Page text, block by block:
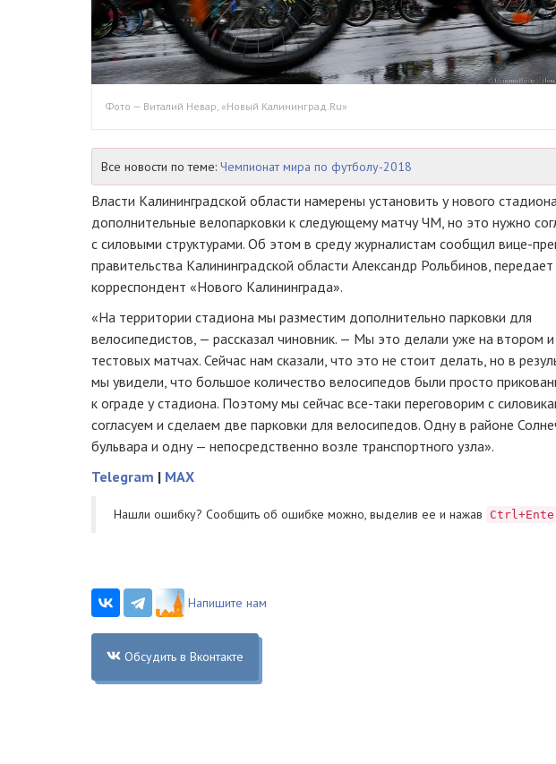
Фото — Виталий Невар, «Новый Калининград.Ru»
Все новости по теме: Чемпионат мира по футболу-2018
Власти Калининградской области намерены установить у нового стадиона
дополнительные велопарковки к следующему матчу ЧМ, но это нужно
с силовыми структурами. Об этом в среду журналистам сообщил вице-
правительства Калининградской области Александр Рольбинов, передает
корреспондент «Нового Калининграда».
«На территории стадиона мы разместим дополнительно парковки для
велосипедистов, — рассказал чиновник. — Мы это делали уже на втором
тестовых матчах. Сейчас нам сказали, что это не стоит делать, но в
мы увидели, что большое количество велосипедов были просто
к ограде у стадиона. Поэтому мы сейчас все-таки переговорим с
согласуем и сделаем две парковки для велосипедов. Одну в районе
бульвара и одну — непосредственно возле транспортного узла».
Telegram | MAX
Нашли ошибку? Cообщить об ошибке можно, выделив ее и нажав
Напишите нам
Обсудить в Вконтакте